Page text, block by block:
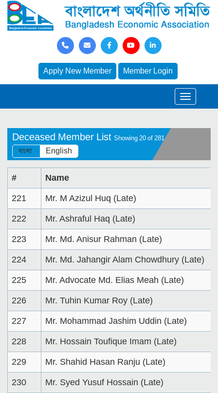
Apply New Member Member Login
Deceased Member List Showing 20 of 281
বাংলা English
# Name
221 Mr. M Azizul Huq (Late)
222 Mr. Ashraful Haq (Late)
223 Mr. Md. Anisur Rahman (Late)
224 Mr. Md. Jahangir Alam Chowdhury (Late)
225 Mr. Advocate Md. Elias Meah (Late)
226 Mr. Tuhin Kumar Roy (Late)
227 Mr. Mohammad Jashim Uddin (Late)
228 Mr. Hossain Toufique Imam (Late)
229 Mr. Shahid Hasan Ranju (Late)
230 Mr. Syed Yusuf Hossain (Late)